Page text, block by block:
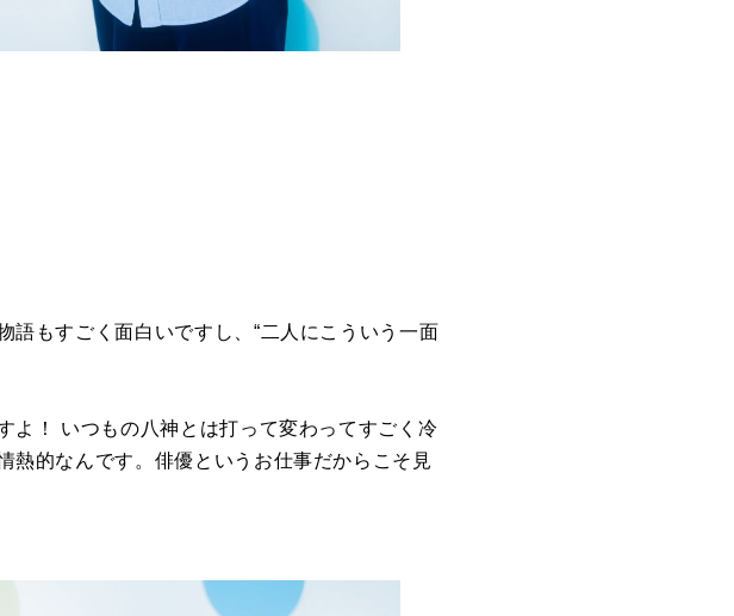
語もすごく面白いですし、“二人にこういう一面
よ！ いつもの八神とは打って変わってすごく冷
熱的なんです。俳優というお仕事だからこそ見